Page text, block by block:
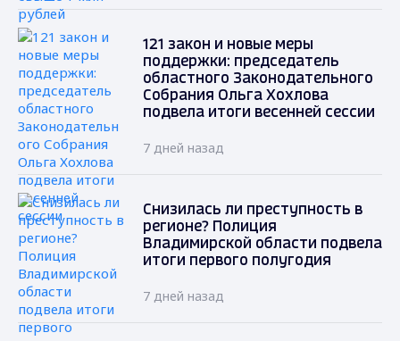
121 закон и новые меры
поддержки: председатель
областного Законодательного
Собрания Ольга Хохлова
подвела итоги весенней сессии
7 дней назад
Снизилась ли преступность в
регионе? Полиция
Владимирской области подвела
итоги первого полугодия
7 дней назад